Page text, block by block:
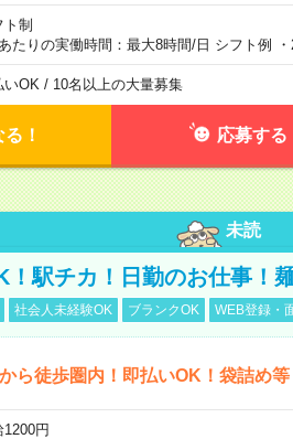
ト制
たりの実働時間：最大8時間/日 シフト例
いOK / 10名以上の大量募集
！ 応募する
未読
！駅チカ！日勤のお仕事！
社会人未経験OK ブランクOK WEB登録・
ら徒歩圏内！即払いOK！袋詰め
1200円